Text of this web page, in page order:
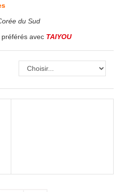
du Sud
avec TAIYOU